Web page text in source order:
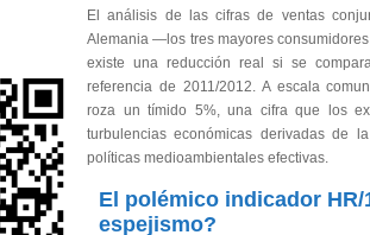
El análisis de las cifras de ventas
Alemania —los tres mayores
existe una reducción real si se
referencia de 2011/2012. A escala
roza un tímido 5%, una cifra que los
turbulencias económicas derivadas de
políticas medioambientales efectivas.
El polémico indicador
espejismo?